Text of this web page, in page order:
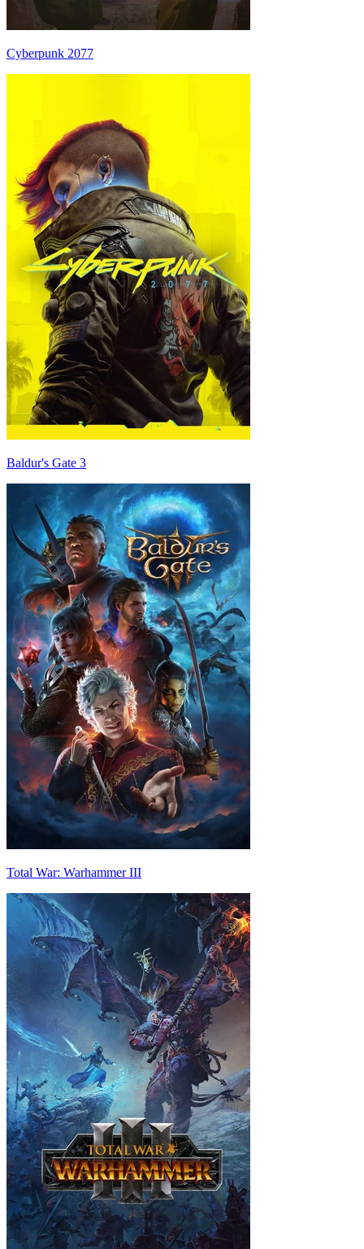
Cyberpunk 2077
Baldur's Gate 3
Total War: Warhammer III